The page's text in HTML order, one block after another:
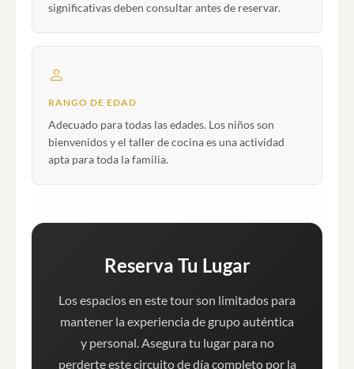
significativas deben consultar antes de reservar.
RANGO DE EDAD
Adecuado para todas las edades. Los niños son
bienvenidos y el taller de cocina es una actividad
apta para toda la familia.
Reserva Tu Lugar
Los espacios en este tour son limitados para
mantener la experiencia de grupo auténtica
y personal. Asegura tu lugar para no
perderte este circuito de día completo por la